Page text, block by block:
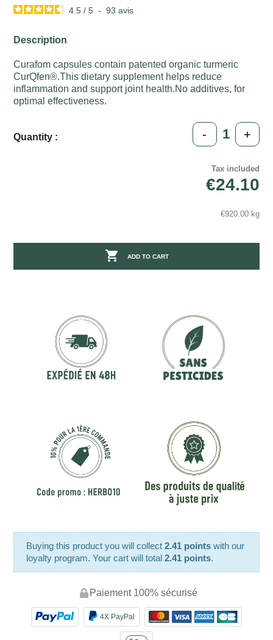
4.5 / 5 - 93avis
Description
Curafom capsules contain patented organic turmeric
CurQfen®.This dietary supplement helps reduce
inflammation and support joint health.No additives, for
optimal effectiveness.
Quantity : - +
Tax included
€24.10
€920.00 kg
 ADD TO CART
Buying this product you will collect2.41 points with our
loyalty program. Your cart will total2.41 points.
Paiement 100% sécurisé
4X PayPal